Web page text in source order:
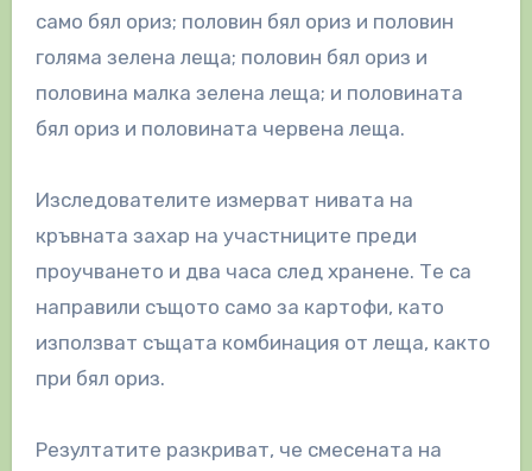
само бял ориз; половин бял ориз и половин
голяма зелена леща; половин бял ориз и
половина малка зелена леща; и половината
бял ориз и половината червена леща.
Изследователите измерват нивата на
кръвната захар на участниците преди
проучването и два часа след хранене. Те са
направили същото само за картофи, като
използват същата комбинация от леща, както
при бял ориз.
Резултатите разкриват, че смесената на